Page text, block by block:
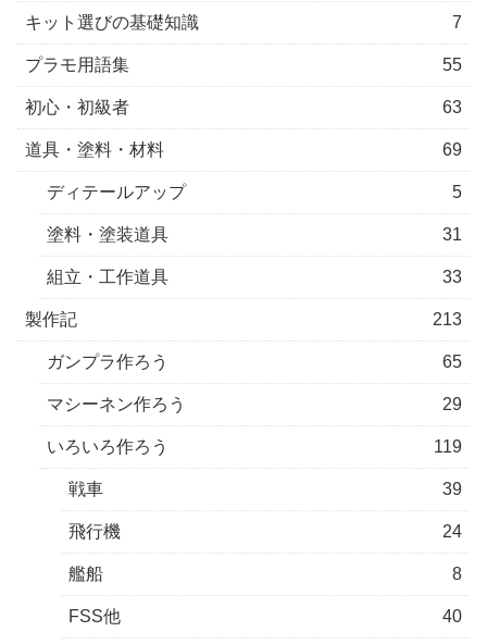
キット選びの基礎知識 7
プラモ用語集 55
初心・初級者 63
道具・塗料・材料 69
ディテールアップ 5
塗料・塗装道具 31
組立・工作道具 33
製作記 213
ガンプラ作ろう 65
マシーネン作ろう 29
いろいろ作ろう 119
戦車 39
飛行機 24
艦船 8
FSS他 40